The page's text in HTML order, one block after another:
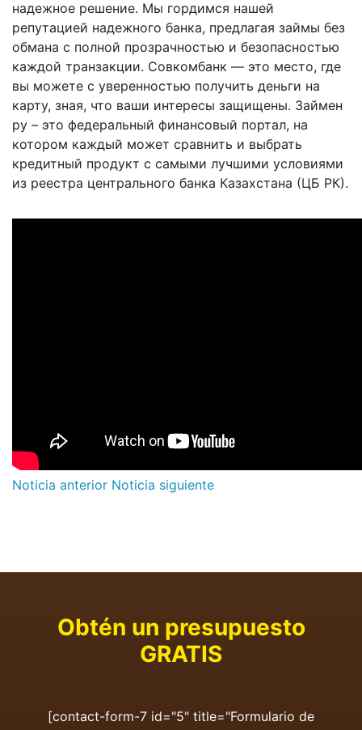
надежное решение. Мы гордимся нашей
репутацией надежного банка, предлагая займы без
обмана с полной прозрачностью и безопасностью
каждой транзакции. Совкомбанк — это место, где
вы можете с уверенностью получить деньги на
карту, зная, что ваши интересы защищены. Займен
ру – это федеральный финансовый портал, на
котором каждый может сравнить и выбрать
кредитный продукт с самыми лучшими условиями
из реестра центрального банка Казахстана (ЦБ РК).
Noticia anterior Noticia siguiente
Obtén un presupuesto
GRATIS
[contact-form-7 id="5" title="Formulario de